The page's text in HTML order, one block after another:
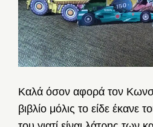
Καλά όσον αφορά τον
βιβλίο μόλις το είδε έκανε